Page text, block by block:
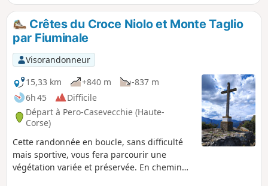
Crêtes du Croce Niolo et Monte Taglio
par Fiuminale
Visorandonneur
15,33 km
+840 m
-837 m
6h 45
Difficile
Départ à Pero-Casevecchie (Haute-
Corse)
Cette randonnée en boucle, sans difficulté
mais sportive, vous fera parcourir une
végétation variée et préservée. En chemin